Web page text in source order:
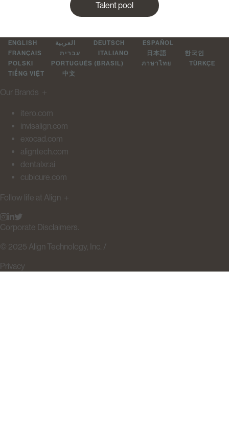
Talent pool
ENGLISH العربية DEUTSCH
ESPAÑOL
FRANÇAIS
עברית ITALIANO 日本語
한국인
POLSKI
PORTUGUÊS (BRASIL) ภาษาไทย
TÜRKÇE
TIẾNG VIỆT
中文
Our Brands ＋
itero.com
invisalign.com
exocad.com
aligntech.com
dentalxr.ai
cubicure.com
Follow life at Align ＋
Corporate Disclaimers.
© 2025 Align Technology, Inc. /
Privacy